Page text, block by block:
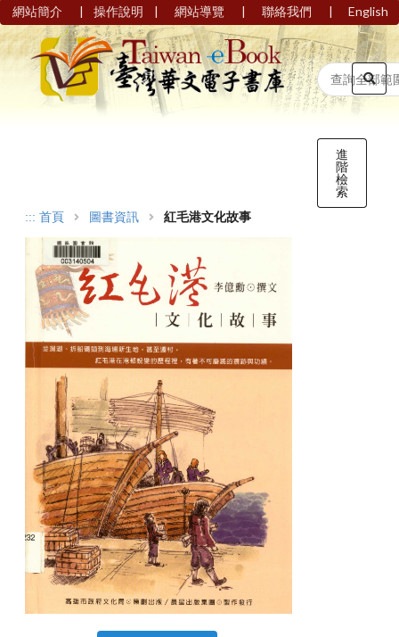
網站簡介 | 操作說明 | 網站導覽 | 聯絡我們 | English
進
階
檢
索
::: 首頁 圖書資訊 紅毛港文化故事